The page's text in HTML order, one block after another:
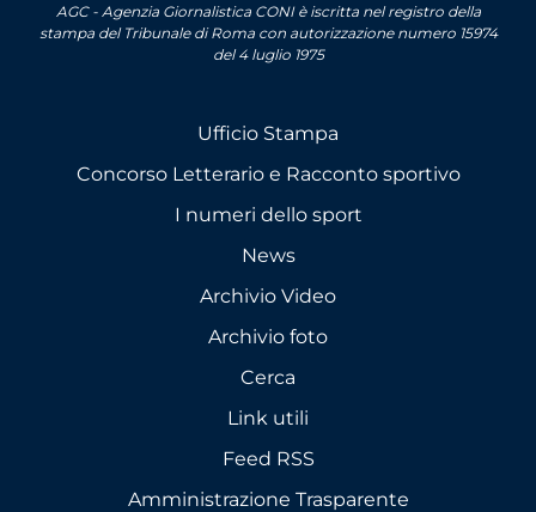
AGC - Agenzia Giornalistica CONI è iscritta nel registro della
stampa del Tribunale di Roma con autorizzazione numero 15974
del 4 luglio 1975
Ufficio Stampa
Concorso Letterario e Racconto sportivo
I numeri dello sport
News
Archivio Video
Archivio foto
Cerca
Link utili
Feed RSS
Amministrazione Trasparente